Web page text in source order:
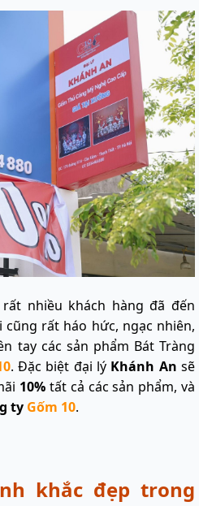
nhiều khách hàng đã đến
rất háo hức, ngạc nhiên,
tay các sản phẩm Bát Tràng
. Đặc biệt đại lý Khánh Ansẽ
10% tất cả các sản phẩm, và
ty Gốm 10.
khắc đẹp trong